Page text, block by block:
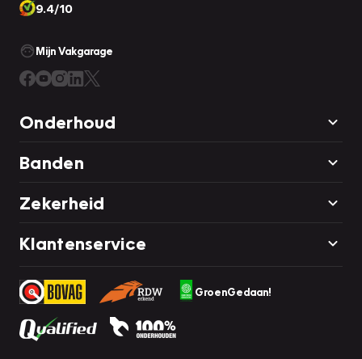
9.4/10
Mijn Vakgarage
Onderhoud
Banden
Zekerheid
Klantenservice
GroenGedaan!